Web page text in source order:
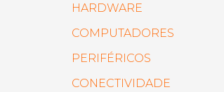
HARDWARE
COMPUTADORES
PERIFÉRICOS
CONECTIVIDADE